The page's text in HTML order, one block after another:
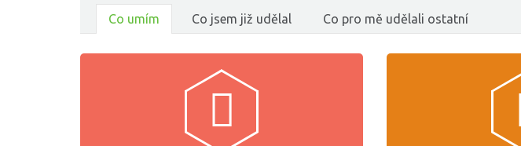
Co umím Co jsem již udělal Co pro mě udělali ostatní